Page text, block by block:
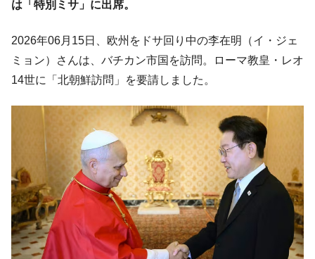
は韓国で『BYD』車は売れている。6カ月で対前年同期比
1.9倍！
『Money1』
在韓米国大使スティールが着韓！⇒ さっそ
ドを掲げる「在韓反米勢力」
『Money1』
韓国政府「2035年までに18.4GW規模のAIデ
ータセンター整備」⇒ だから無理だってば。
『Money1』
JPモルガン「韓国レバレッジETFの清算は
ほぼ終わった」
『Money1』
韓国『国民年金公団』株価暴落で200兆蒸
発。
『Money1』
韓国政府「ニセＫ-ブランドを通報しようキ
は「特別ミサ」に出席。
2026年06月15日、欧州をドサ回り中の李在明（イ・ジェ
ミョン）さんは、バチカン市国を訪問。ローマ教皇・レオ
14世に「北朝鮮訪問」を要請しました。